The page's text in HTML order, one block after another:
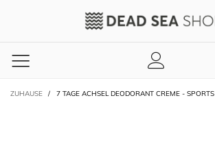
ZUHAUSE / 7 TAGE ACHSEL DEODORANT CREME - SPORTS